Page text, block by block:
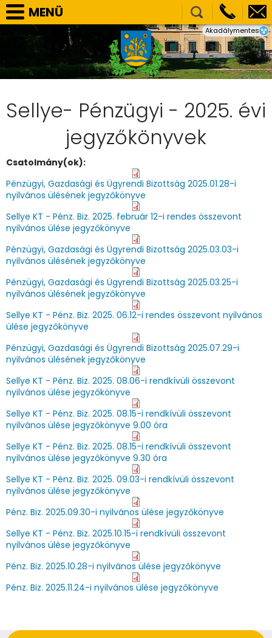
Akadálymentes
MENÜ
SELLYE VÁROS ÖNKORMÁNYZAT
TÁRSULÁSOK
NEMZETISÉGI ÖNKORMÁNYZATOK
HIVATAL
PÁLYÁZATOK, BERUHÁZÁSOK
KÖZÉRDEKŰ ADATOK
VÁLASZTÁS
E-ÜGYINTÉZÉS
KÉPGALÉRIA
Sellye- Pénzügyi - 2025. évi
jegyzőkönyvek
Csatolmány(ok):
Pénzügyi, Gazdasági és Ügyrendi Bizottság 2025.01.28-i
nyilvános ülésének jegyzőkönyve
Sellye KT - Pénz. Biz. 2025. február 12-i rendes összevont
nyilvános ülése jegyzőkönyve
Pénzügyi, Gazdasági és Ügyrendi Bizottság 2025.03.03-i
nyilvános ülésének jegyzőkönyve
Pénzügyi, Gazdasági és Ügyrendi Bizottság 2025.03.25-i
nyilvános ülésének jegyzőkönyve
Sellye KT - Pénz. Biz. 2025. 06.12-i rendes összevont nyilvános
ülése jegyzőkönyve
Pénzügyi, Gazdasági és Ügyrendi Bizottság 2025.07.29-i
nyilvános ülésének jegyzőkönyve
Sellye KT - Pénz. Biz. 2025. 08.06-i rendkívüli összevont
nyilvános ülése jegyzőkönyve
Sellye KT - Pénz. Biz. 2025. 08.15-i rendkívüli összevont
nyilvános ülése jegyzőkönyve 9.00 óra
Sellye KT - Pénz. Biz. 2025. 08.15-i rendkívüli összevont
nyilvános ülése jegyzőkönyve 9.30 óra
Sellye KT - Pénz. Biz. 2025. 09.03-i rendkívüli összevont
nyilvános ülése jegyzőkönyve
Pénz. Biz. 2025.09.30-i nyilvános ülése jegyzőkönyve
Sellye KT - Pénz. Biz. 2025.10.15-i rendkívüli összevont
nyilvános ülése jegyzőkönyve
Pénz. Biz. 2025.10.28-i nyilvános ülése jegyzőkönyve
Pénz. Biz. 2025.11.24-i nyilvános ülése jegyzőkönyve